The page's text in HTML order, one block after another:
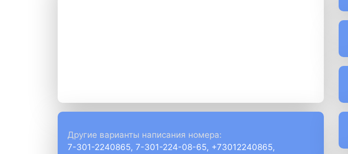
Другие варианты написания номера:
7-301-2240865, 7-301-224-08-65, +73012240865,